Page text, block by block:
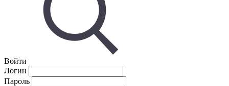
Войти
Логин
Пароль